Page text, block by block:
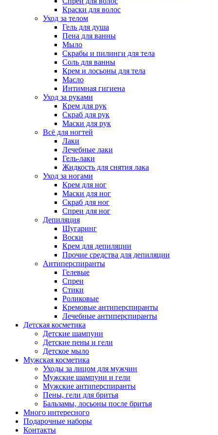
Краски для волос
Уход за телом
Гель для душа
Пена для ванны
Мыло
Скрабы и пилинги для тела
Соль для ванны
Крем и лосьоны для тела
Масло
Интимная гигиена
Уход за руками
Крем для рук
Скраб для рук
Маски для рук
Всё для ногтей
Лаки
Лечебные лаки
Гель-лаки
Жидкость для снятия лака
Уход за ногами
Крем для ног
Маски для ног
Скраб для ног
Спреи для ног
Депиляция
Шугаринг
Воски
Крем для депиляции
Прочие средства для депиляции
Антиперспиранты
Гелевые
Спреи
Стики
Роликовые
Кремовые антиперспиранты
Лечебные антиперспиранты
Детская косметика
Детские шампуни
Детские пены и гели
Детское мыло
Мужская косметика
Уходы за лицом для мужчин
Мужские шампуни и гели
Мужские антиперспиранты
Пены, гели для бритья
Бальзамы, лосьоны после бритья
Много интересного
Подарочные наборы
Контакты